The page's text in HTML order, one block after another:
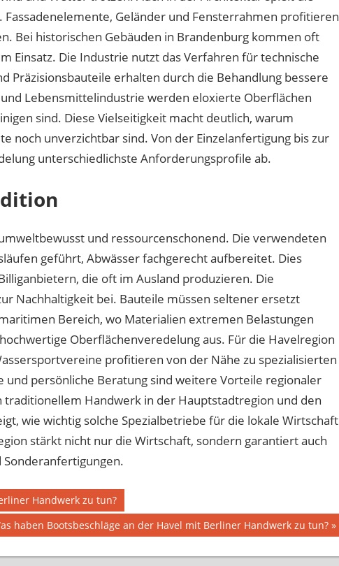
Geländer und Fensterrahmen profitieren
Bei historischen Gebäuden in Brandenburg kommen oft
Einsatz. Die Industrie nutzt das Verfahren für technische
Präzisionsbauteile erhalten durch die Behandlung bessere
Lebensmittelindustrie werden eloxierte Oberflächen
sind. Diese Vielseitigkeit macht deutlich, warum
noch unverzichtbar sind. Von der Einzelanfertigung bis zur
unterschiedlichste Anforderungsprofile ab.
und ressourcenschonend. Die verwendeten
geführt, Abwässer fachgerecht aufbereitet. Dies
die oft im Ausland produzieren. Die
Nachhaltigkeit bei. Bauteile müssen seltener ersetzt
Bereich, wo Materialien extremen Belastungen
Oberflächenveredelung aus. Für die Havelregion
profitieren von der Nähe zu spezialisierten
persönliche Beratung sind weitere Vorteile regionaler
Handwerk in der Hauptstadtregion und den
wie wichtig solche Spezialbetriebe für die lokale Wirtschaft
stärkt nicht nur die Wirtschaft, sondern garantiert auch
Handwerk zu tun?
haben Bootsbeschläge an der Havel mit Berliner Handwerk zu tun?